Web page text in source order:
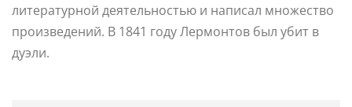
литературной деятельностью и написал множество
произведений. В 1841 году Лермонтов был убит в
дуэли.